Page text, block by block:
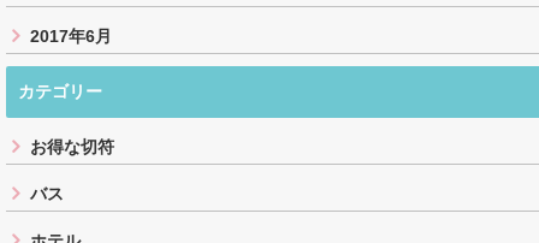
2017年6月
カテゴリー
お得な切符
バス